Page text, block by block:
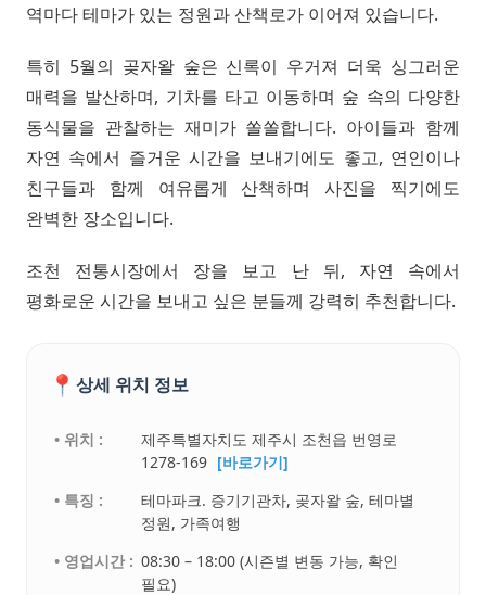
역마다 테마가 있는 정원과 산책로가 이어져 있습니다.
특히 5월의 곶자왈 숲은 신록이 우거져 더욱 싱그러운
매력을 발산하며, 기차를 타고 이동하며 숲 속의 다양한
동식물을 관찰하는 재미가 쏠쏠합니다. 아이들과 함께
자연 속에서 즐거운 시간을 보내기에도 좋고, 연인이나
친구들과 함께 여유롭게 산책하며 사진을 찍기에도
완벽한 장소입니다.
조천 전통시장에서 장을 보고 난 뒤, 자연 속에서
평화로운 시간을 보내고 싶은 분들께 강력히 추천합니다.
📍 상세 위치 정보
• 위치 :
제주특별자치도 제주시 조천읍 번영로
1278-169 [바로가기]
• 특징 :
테마파크. 증기기관차, 곶자왈 숲, 테마별
정원, 가족여행
• 영업시간 : 08:30 – 18:00 (시즌별 변동 가능, 확인
필요)